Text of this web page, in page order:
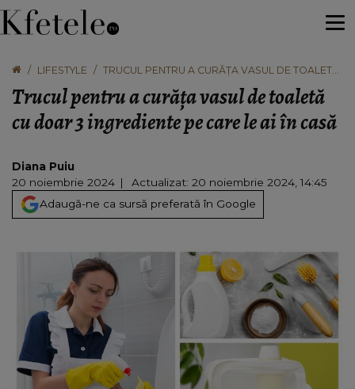
LIFESTYLE
TRUCUL PENTRU A CURĂȚA VASUL DE TOALETĂ
Trucul pentru a curăța vasul de toaletă
cu doar 3 ingrediente pe care le ai în casă
Diana Puiu
20 noiembrie 2024
Actualizat: 20 noiembrie 2024, 14:45
Adaugă-ne ca sursă preferată în Google